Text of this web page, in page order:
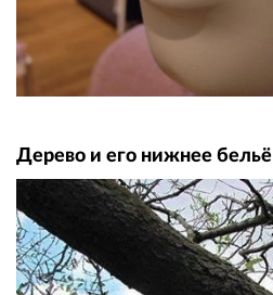
Дерево и его нижнее бельё